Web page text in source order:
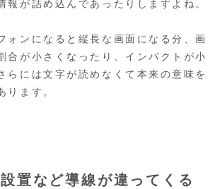
報が詰め込んであったりしますよね。
ォンになると縦長な画面になる分、画
合が小さくなったり、インパクトが小
らには文字が読めなくて本来の意味を
ります。
置など導線が違ってくる